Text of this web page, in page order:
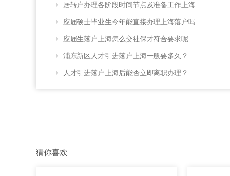
居转户办理各阶段时间节点及准备工作上海
应届硕士毕业生今年能直接办理上海落户吗
应届生落户上海怎么交社保才符合要求呢
浦东新区人才引进落户上海一般要多久？
人才引进落户上海后能否立即离职办理？
猜你喜欢